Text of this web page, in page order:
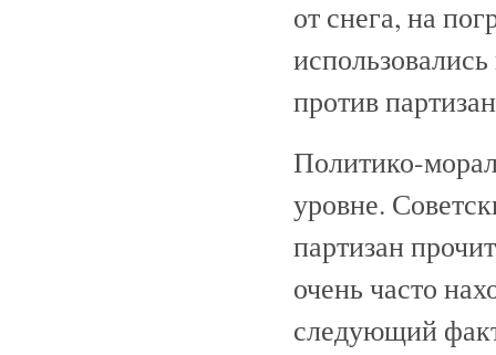
от снега, на
против
Политико-
уровне.
партизан
очень часто
следующий